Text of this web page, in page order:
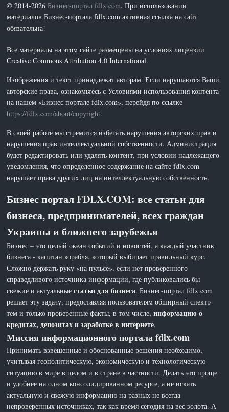
© 2014-2026Бизнес-портал fdlx.com. При использовании
материалов Бизнес-портала fdlx.com активная ссылка на сайт
обязательна!
Все материалы на этом сайте размещены на условиях лицензии
Creative Commons Attribution 4.0 International.
Изображения и текст принадлежат авторам. Если нарушаются Ваши
авторские права, ознакомьтесь с Условиями использования контента
на нашем «Бизнес портале fdlx.com», перейдя по ссылке
https://fdlx.com/about/copyright.
В своей работе мы стремится избегать нарушения авторских прав и
нарушения прав интеллектуальной собственности. Администрация
будет редактировать или удалять контент, при условии надлежащего
уведомления, что определенное содержание на сайте fdlx.com
нарушает права других лиц на интеллектуальную собственность.
Бизнес портал FDLX.COM: все статьи для
бизнеса, предпринимателей, всех граждан
Украины и ближнего зарубежья
Бизнес – это целый океан событий и новостей, а каждый участник
бизнеса - капитан корабля, который выбирает правильный курс.
Сложно держать руку «на пульсе», если нет проверенного
справедливого источника информации, где публиковались бы
свежие и актуальныестатьи для бизнеса. Бизнес-портал fdlx.com
решает эту задачу, предоставляя пользователям обширный спектр
тем и только проверенные факты, в том числе,информацию о
кредитах, депозитах и заработке в интернете.
Миссия информационного портала fdlx.com
Принимать взвешенные и обоснованные решения необходимо,
учитывая геополитическую, экономическую и технологическую
ситуацию в мире в целом и в стране в частности. Делать это проще
и удобнее на одном консолидированном ресурсе, а не искать
актуальную и свежую информацию на разных не всегда
непроверенных источниках, так как время сегодня на вес золота. А